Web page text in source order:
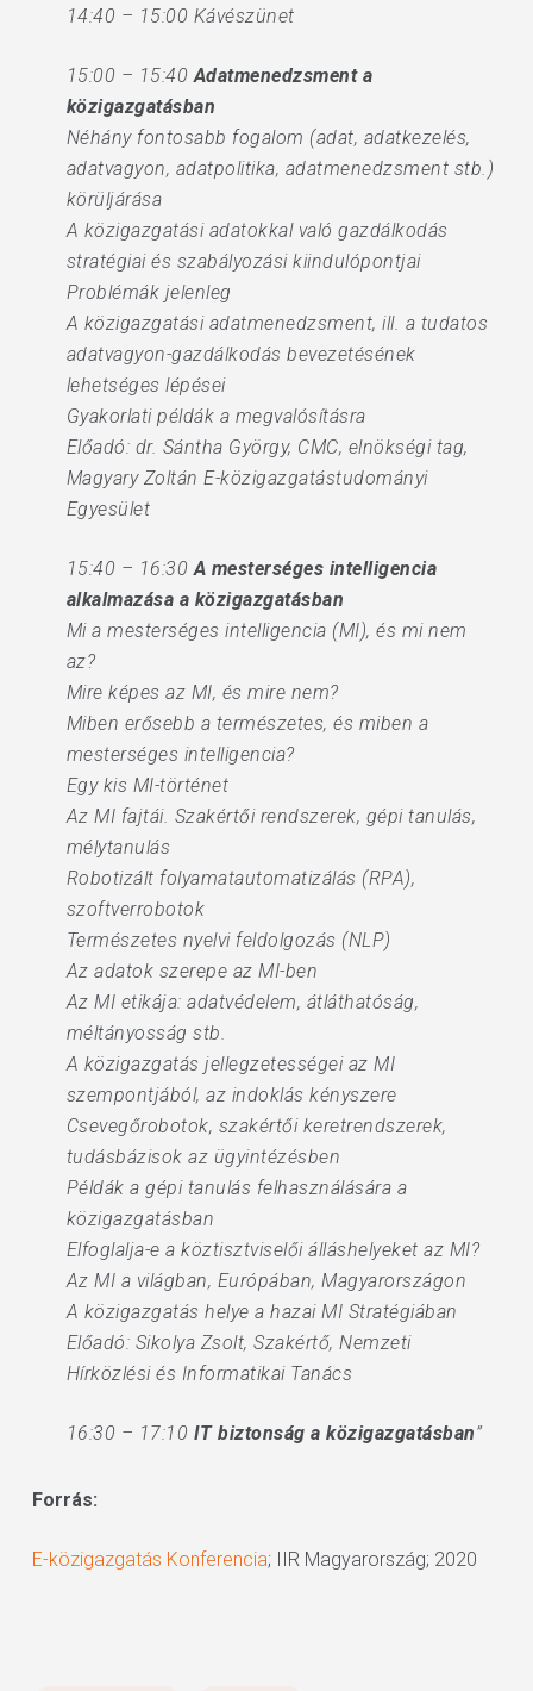
14:40 – 15:00 Kávészünet
15:00 – 15:40Adatmenedzsment a
közigazgatásban
Néhány fontosabb fogalom (adat, adatkezelés,
adatvagyon, adatpolitika, adatmenedzsment stb.)
körüljárása
A közigazgatási adatokkal való gazdálkodás
stratégiai és szabályozási kiindulópontjai
Problémák jelenleg
A közigazgatási adatmenedzsment, ill. a tudatos
adatvagyon-gazdálkodás bevezetésének
lehetséges lépései
Gyakorlati példák a megvalósításra
Előadó: dr. Sántha György, CMC, elnökségi tag,
Magyary Zoltán E-közigazgatástudományi
Egyesület
15:40 – 16:30A mesterséges intelligencia
alkalmazása a közigazgatásban
Mi a mesterséges intelligencia (MI), és mi nem
az?
Mire képes az MI, és mire nem?
Miben erősebb a természetes, és miben a
mesterséges intelligencia?
Egy kis MI-történet
Az MI fajtái. Szakértői rendszerek, gépi tanulás,
mélytanulás
Robotizált folyamatautomatizálás (RPA),
szoftverrobotok
Természetes nyelvi feldolgozás (NLP)
Az adatok szerepe az MI-ben
Az MI etikája: adatvédelem, átláthatóság,
méltányosság stb.
A közigazgatás jellegzetességei az MI
szempontjából, az indoklás kényszere
Csevegőrobotok, szakértői keretrendszerek,
tudásbázisok az ügyintézésben
Példák a gépi tanulás felhasználására a
közigazgatásban
Elfoglalja-e a köztisztviselői álláshelyeket az MI?
Az MI a világban, Európában, Magyarországon
A közigazgatás helye a hazai MI Stratégiában
Előadó: Sikolya Zsolt, Szakértő, Nemzeti
Hírközlési és Informatikai Tanács
16:30 – 17:10 IT biztonság a közigazgatásban”
Forrás:
E-közigazgatás Konferencia; IIR Magyarország; 2020